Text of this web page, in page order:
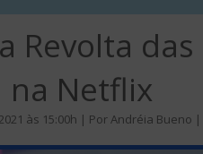
Revolta
na Netflix
às 15:00h | Por Andréia Bueno |